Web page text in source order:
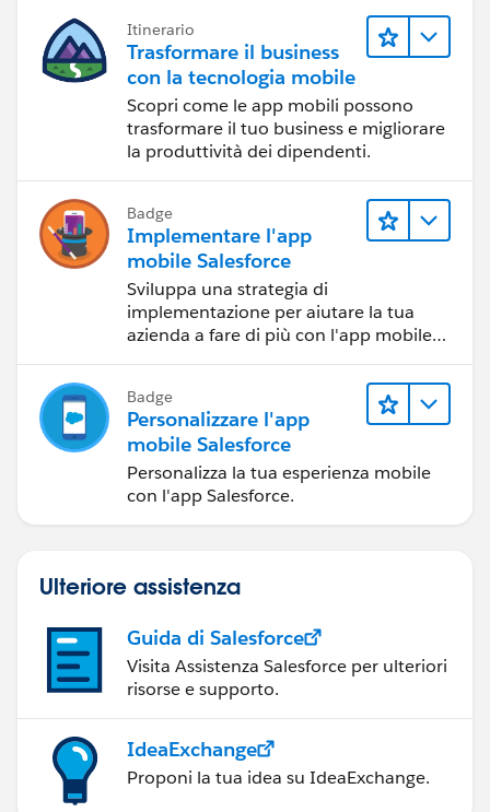
Itinerario
Trasformare il business
con la tecnologia mobile
Scopri come le app mobili possono
trasformare il tuo business e migliorare
la produttività dei dipendenti.
Badge
Implementare l'app
mobile Salesforce
Sviluppa una strategia di
implementazione per aiutare la tua
azienda a fare di più con l'app mobile
Badge
Personalizzare l'app
mobile Salesforce
Personalizza la tua esperienza mobile
con l'app Salesforce.
Ulteriore assistenza
Guida di Salesforce
Visita Assistenza Salesforce per ulteriori
risorse e supporto.
IdeaExchange
Proponi la tua idea su IdeaExchange.